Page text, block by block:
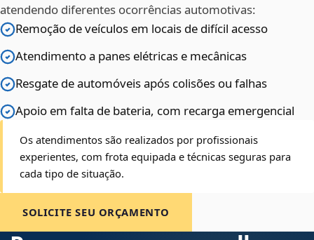
atendendo diferentes ocorrências automotivas:
Remoção de veículos em locais de difícil acesso
Atendimento a panes elétricas e mecânicas
Resgate de automóveis após colisões ou falhas
Apoio em falta de bateria, com recarga emergencial
Os atendimentos são realizados por profissionais
experientes, com frota equipada e técnicas seguras para
cada tipo de situação.
SOLICITE SEU ORÇAMENTO